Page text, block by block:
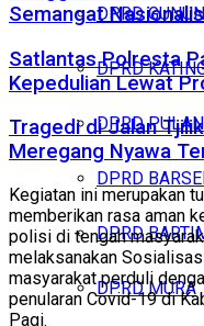
DPRD
DPRD
DPRD
DPRD
DPRD
DPRD MURA
Semangat
Satlantas Polresta
Kepedulian Lewat
Tragedi di Jalan
Meregang Nyawa
Kegiatan ini merupakan
memberikan rasa aman
polisi di tengah
melaksanakan
masyarakat perduli
penularan Covid-19 di
Pagi.